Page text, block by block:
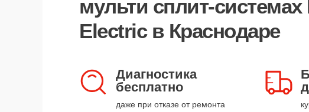
мульти сплит-
Electric в Краснодаре
Диагностика
бесплатно
даже при отказе от ремонта